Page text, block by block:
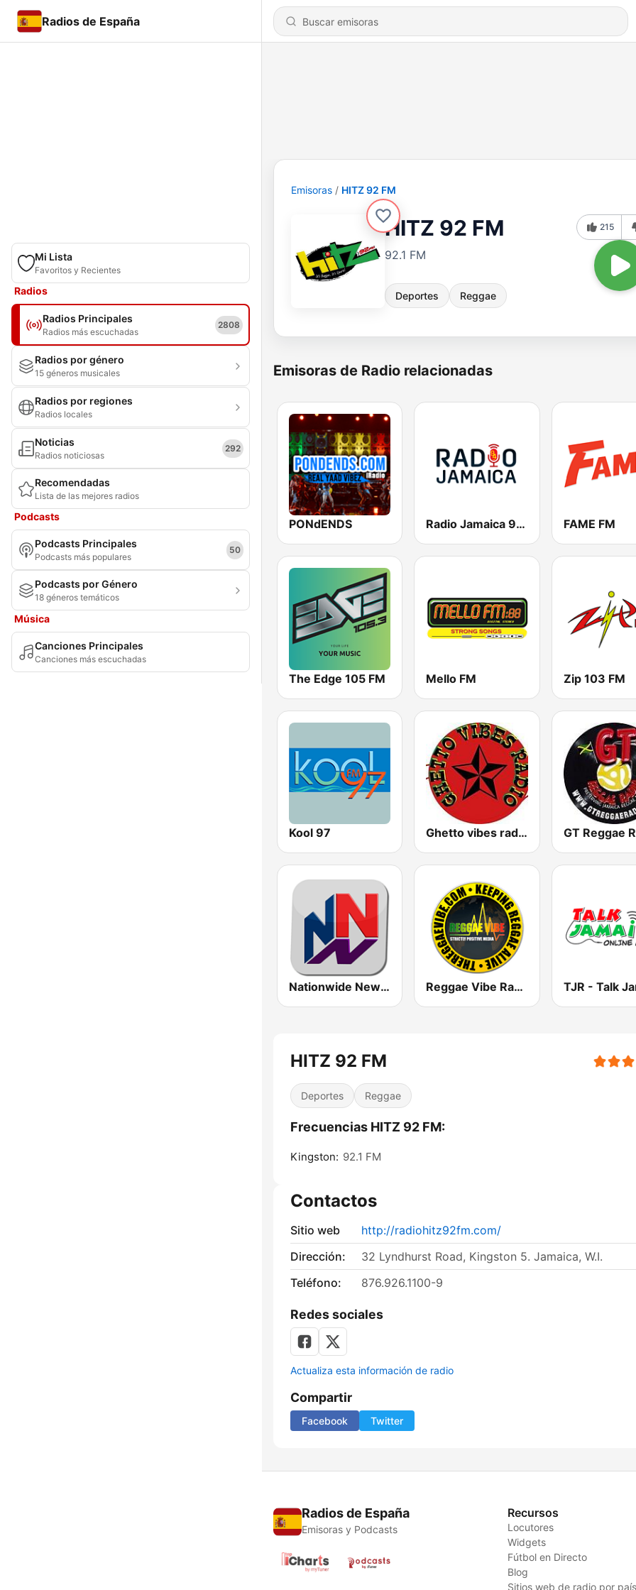
Radios de España
Mi Lista
Favoritos y Recientes
Radios
Radios Principales
Radios más escuchadas
2808
Radios por género
15 géneros musicales
Radios por regiones
Radios locales
Noticias
Radios noticiosas
292
Recomendadas
Lista de las mejores radios
Podcasts
Podcasts Principales
Podcasts más populares
50
Podcasts por Género
18 géneros temáticos
Música
Canciones Principales
Canciones más escuchadas
Emisoras HITZ 92 FM
HITZ 92 FM
92.1 FM
Deportes Reggae
215
Emisoras de Radio relacionadas
PONdENDS Radio Jamaica 94 FM FAME FM
The Edge 105 FM Mello FM Zip 103 FM
Kool 97 Ghetto vibes radio station GT Reggae
Nationwide News Network Reggae Vibe Radio
HITZ 92 FM
Deportes Reggae
Frecuencias HITZ 92 FM:
Kingston: 92.1 FM
Contactos
Sitio web
http://radiohitz92fm.com/
Dirección:
32 Lyndhurst Road, Kingston 5. Jamaica, W.I.
Teléfono:
876.926.1100-9
Redes sociales
Actualiza esta información de radio
Compartir
Facebook Twitter
Radios de España
Emisoras y Podcasts
Recursos
Locutores
Widgets
Fútbol en Directo
Blog
Sitios web de radio por